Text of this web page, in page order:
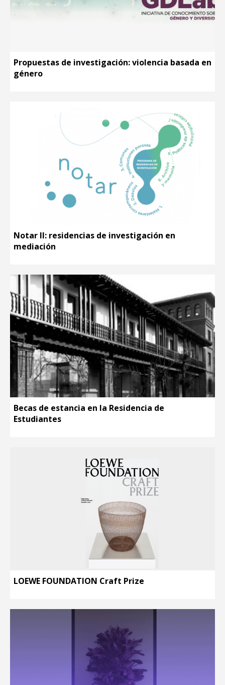
Propuestas de investigación: violencia basada en
género
Notar II: residencias de investigación en
mediación
Becas de estancia en la Residencia de
Estudiantes
LOEWE FOUNDATION Craft Prize